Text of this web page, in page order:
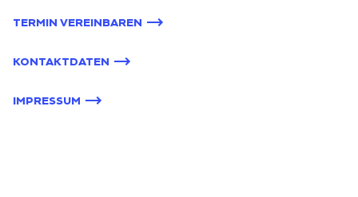
TERMIN VEREINBAREN
KONTAKTDATEN
IMPRESSUM